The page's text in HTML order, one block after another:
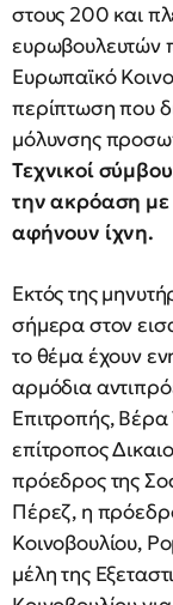
στους 200 και
ευρωβουλευτών
Ευρωπαϊκό
περίπτωση που
μόλυνσης
Τεχνικοί
την ακρόαση
αφήνουν ίχνη.
Εκτός της
σήμερα στον
το θέμα έχουν
αρμόδια
Επιτροπής,
επίτροπος
πρόεδρος της
Πέρεζ, η
Κοινοβουλίου,
μέλη της